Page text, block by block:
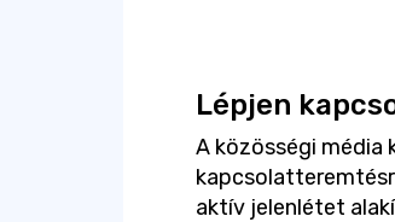
Lépjen
A közösségi média
aktív jelenlétet